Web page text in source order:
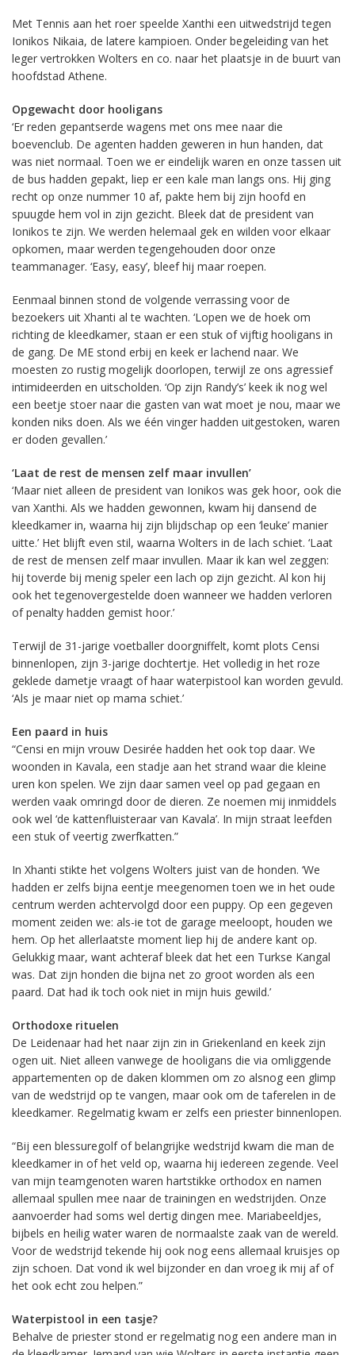
Met Tennis aan het roer speelde Xanthi een uitwedstrijd tegen
Ionikos Nikaia, de latere kampioen. Onder begeleiding van het
leger vertrokken Wolters en co. naar het plaatsje in de buurt van
hoofdstad Athene.
Opgewacht door hooligans
‘Er reden gepantserde wagens met ons mee naar die
boevenclub. De agenten hadden geweren in hun handen, dat
was niet normaal. Toen we er eindelijk waren en onze tassen uit
de bus hadden gepakt, liep er een kale man langs ons. Hij ging
recht op onze nummer 10 af, pakte hem bij zijn hoofd en
spuugde hem vol in zijn gezicht. Bleek dat de president van
Ionikos te zijn. We werden helemaal gek en wilden voor elkaar
opkomen, maar werden tegengehouden door onze
teammanager. ‘Easy, easy’, bleef hij maar roepen.
Eenmaal binnen stond de volgende verrassing voor de
bezoekers uit Xhanti al te wachten. ‘Lopen we de hoek om
richting de kleedkamer, staan er een stuk of vijftig hooligans in
de gang. De ME stond erbij en keek er lachend naar. We
moesten zo rustig mogelijk doorlopen, terwijl ze ons agressief
intimideerden en uitscholden. ‘Op zijn Randy’s’ keek ik nog wel
een beetje stoer naar die gasten van wat moet je nou, maar we
konden niks doen. Als we één vinger hadden uitgestoken, waren
er doden gevallen.’
‘Laat de rest de mensen zelf maar invullen’
‘Maar niet alleen de president van Ionikos was gek hoor, ook die
van Xanthi. Als we hadden gewonnen, kwam hij dansend de
kleedkamer in, waarna hij zijn blijdschap op een ‘leuke’ manier
uitte.’ Het blijft even stil, waarna Wolters in de lach schiet. ‘Laat
de rest de mensen zelf maar invullen. Maar ik kan wel zeggen:
hij toverde bij menig speler een lach op zijn gezicht. Al kon hij
ook het tegenovergestelde doen wanneer we hadden verloren
of penalty hadden gemist hoor.’
Terwijl de 31-jarige voetballer doorgniffelt, komt plots Censi
binnenlopen, zijn 3-jarige dochtertje. Het volledig in het roze
geklede dametje vraagt of haar waterpistool kan worden gevuld.
‘Als je maar niet op mama schiet.’
Een paard in huis
“Censi en mijn vrouw Desirée hadden het ook top daar. We
woonden in Kavala, een stadje aan het strand waar die kleine
uren kon spelen. We zijn daar samen veel op pad gegaan en
werden vaak omringd door de dieren. Ze noemen mij inmiddels
ook wel ‘de kattenfluisteraar van Kavala’. In mijn straat leefden
een stuk of veertig zwerfkatten.”
In Xhanti stikte het volgens Wolters juist van de honden. ‘We
hadden er zelfs bijna eentje meegenomen toen we in het oude
centrum werden achtervolgd door een puppy. Op een gegeven
moment zeiden we: als-ie tot de garage meeloopt, houden we
hem. Op het allerlaatste moment liep hij de andere kant op.
Gelukkig maar, want achteraf bleek dat het een Turkse Kangal
was. Dat zijn honden die bijna net zo groot worden als een
paard. Dat had ik toch ook niet in mijn huis gewild.’
Orthodoxe rituelen
De Leidenaar had het naar zijn zin in Griekenland en keek zijn
ogen uit. Niet alleen vanwege de hooligans die via omliggende
appartementen op de daken klommen om zo alsnog een glimp
van de wedstrijd op te vangen, maar ook om de taferelen in de
kleedkamer. Regelmatig kwam er zelfs een priester binnenlopen.
“Bij een blessuregolf of belangrijke wedstrijd kwam die man de
kleedkamer in of het veld op, waarna hij iedereen zegende. Veel
van mijn teamgenoten waren hartstikke orthodox en namen
allemaal spullen mee naar de trainingen en wedstrijden. Onze
aanvoerder had soms wel dertig dingen mee. Mariabeeldjes,
bijbels en heilig water waren de normaalste zaak van de wereld.
Voor de wedstrijd tekende hij ook nog eens allemaal kruisjes op
zijn schoen. Dat vond ik wel bijzonder en dan vroeg ik mij af of
het ook echt zou helpen.”
Waterpistool in een tasje?
Behalve de priester stond er regelmatig nog een andere man in